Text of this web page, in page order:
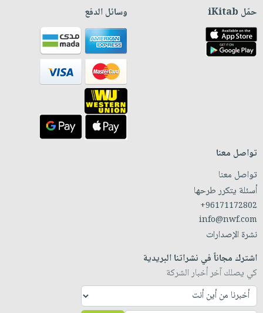
حمّل iKitab وسائل الدفع
تواصل معنا
تواصل معنا
أسئلة يتكرر طرحها
+96171172802
info@nwf.com
نشرة الإصدارات
اشترك مجاناً في نشراتنا البريدية
كي يصلك آخر أخبار الشركة